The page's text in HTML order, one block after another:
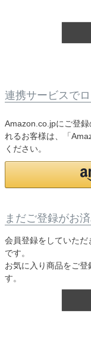
連携サービスで
Amazon.co.jpにご登
れるお客様は、「
ください。
まだご登録がお
会員登録をしていただ
です。
お気に入り商品をご
す。